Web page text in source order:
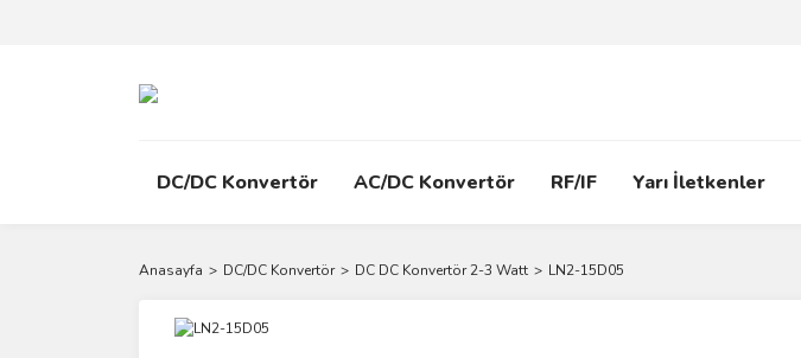
DC/DC Konvertör AC/DC Konvertör RF/IF Yarı İletkenler
Anasayfa DC/DC Konvertör DC DC Konvertör 2-3 Watt LN2-15D05